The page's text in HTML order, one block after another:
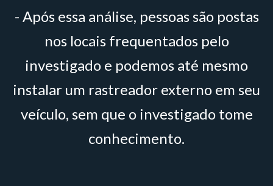
- Após essa análise, pessoas são postas
nos locais frequentados pelo
investigado e podemos até mesmo
instalar um rastreador externo em seu
veículo, sem que o investigado tome
conhecimento.